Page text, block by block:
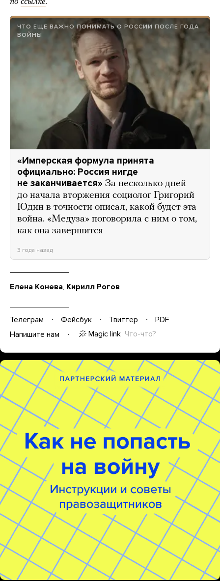
ЧТО ЕЩЕ ВАЖНО ПОНИМАТЬ О РОССИИ ПОСЛЕ ГОДА
ВОЙНЫ
«Имперская формула принята
официально: Россия нигде
не заканчивается» За несколько дней
до начала вторжения социолог Григорий
Юдин в точности описал, какой будет эта
война. «Медуза» поговорила с ним о том,
как она завершится
3 года назад
Елена Конева, Кирилл Рогов
Телеграм Фейсбук Твиттер
PDF
Напишите нам
Magic link Что-что?